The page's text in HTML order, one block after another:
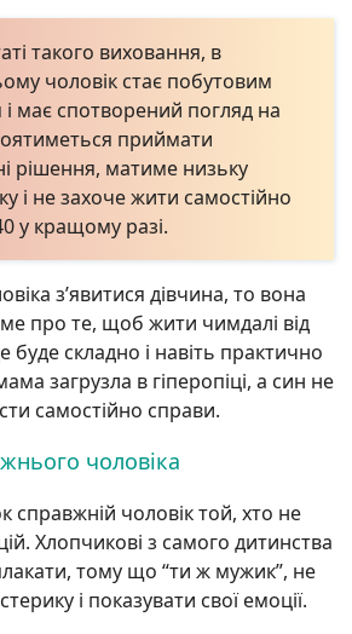
такого виховання, в
чоловік стає побутовим
і має спотворений погляд на
приймати
рішення, матиме низьку
і не захоче жити самостійно
у кращому разі.
з’явитися дівчина, то вона
про те, щоб жити чимдалі від
буде складно і навіть практично
загрузла в гіперопіці, а син не
самостійно справи.
чоловіка
справжній чоловік той, хто не
Хлопчикові з самого дитинства
тому що “ти ж мужик”, не
і показувати свої емоції.